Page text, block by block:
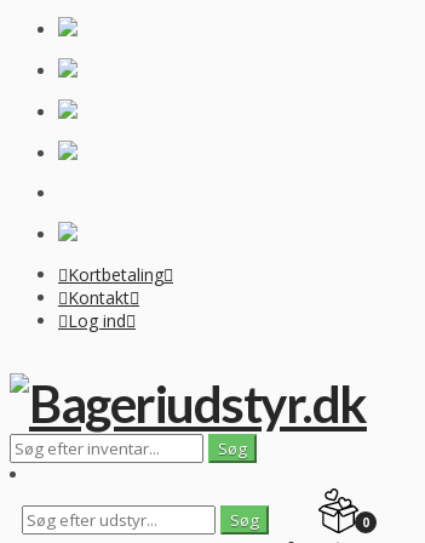
Kortbetaling
Kontakt
Log ind
0